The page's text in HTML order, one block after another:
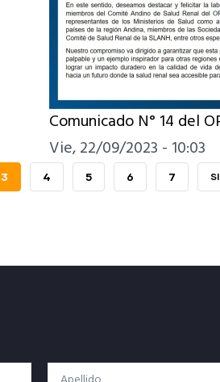
Comunicado N° 14 del
Vie, 22/09/2023 - 10:03
PÁGINA
3 PAGE
4 PAGE
5 PAGE
6 PAGE
7
Apellido